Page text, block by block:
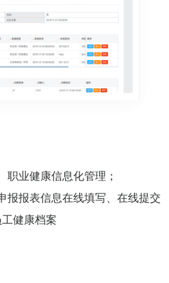
职业健康信息化管理；
报报表信息在线填写、在线提交
健康档案